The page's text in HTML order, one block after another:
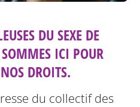
DU SEXE DE
ICI POUR
DROITS.
du collectif des